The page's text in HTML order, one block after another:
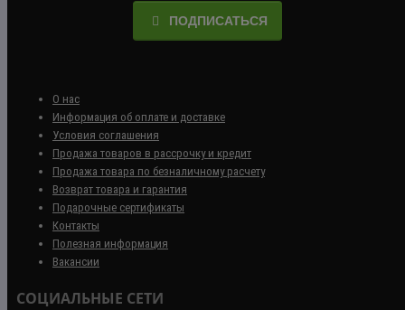
ПОДПИСАТЬСЯ
О нас
Информация об оплате и доставке
Условия соглашения
Продажа товаров в рассрочку и кредит
Продажа товара по безналичному расчету
Возврат товара и гарантия
Подарочные сертификаты
Контакты
Полезная информация
Вакансии
СОЦИАЛЬНЫЕ СЕТИ